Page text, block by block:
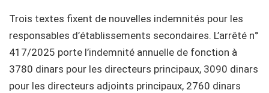
Trois textes fixent de nouvelles indemnités pour les
responsables d’établissements secondaires. L’arrêté n°
417/2025 porte l’indemnité annuelle de fonction à
3780 dinars pour les directeurs principaux, 3090 dinars
pour les directeurs adjoints principaux, 2760 dinars